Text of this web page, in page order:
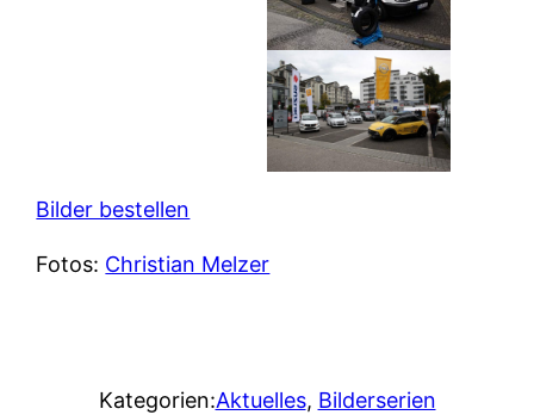
Bilder bestellen
Fotos: Christian Melzer
Kategorien:Aktuelles, Bilderserien